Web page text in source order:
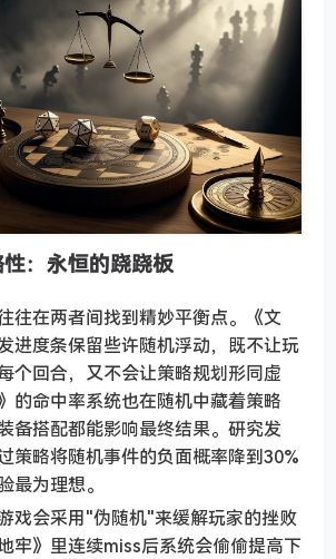
：永恒的跷跷板
往在两者间找到精妙平衡点。《文
进度条保留些许随机浮动，既不让玩
个回合，又不会让策略规划形同虚
的命中率系统也在随机中藏着策略
搭配都能影响最终结果。研究发
策略将随机事件的负面概率降到30%
最为理想。
戏会采用"伪随机"来缓解玩家的挫败
牢》里连续miss后系统会偷偷提高下